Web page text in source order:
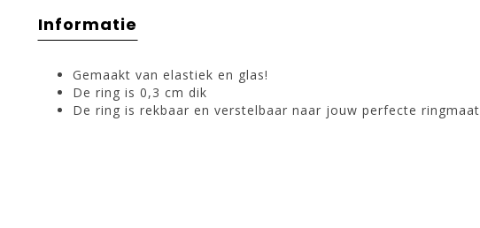
Informatie
Gemaakt van elastiek en glas!
De ring is 0,3 cm dik
De ring is rekbaar en verstelbaar naar jouw perfecte ringmaat